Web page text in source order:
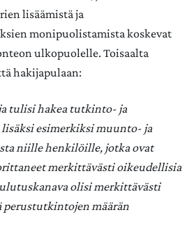
lisäämistä ja
monipuolistamista koskevat
ulkopuolelle. Toisaalta
hakijapulaan:
tulisi hakea tutkinto- ja
esimerkiksi muunto- ja
niille henkilöille, jotka ovat
merkittävästi oikeudellisia
olisi merkittävästi
perustutkintojen määrän